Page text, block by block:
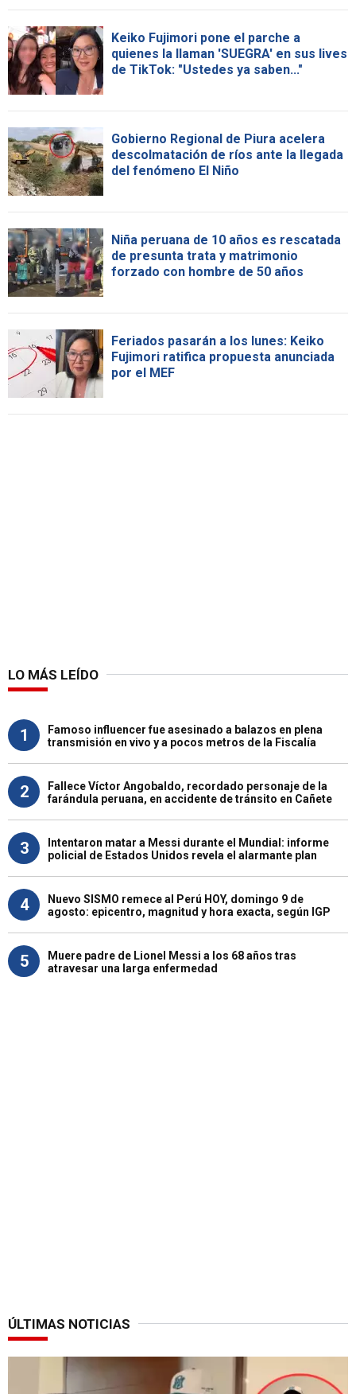
Keiko Fujimori pone el parche a
quienes la llaman 'SUEGRA' en sus lives
de TikTok: "Ustedes ya saben..."
Gobierno Regional de Piura acelera
descolmatación de ríos ante la llegada
del fenómeno El Niño
Niña peruana de 10 años es rescatada
de presunta trata y matrimonio
forzado con hombre de 50 años
Feriados pasarán a los lunes: Keiko
Fujimori ratifica propuesta anunciada
por el MEF
LO MÁS LEÍDO
1
Famoso influencer fue asesinado a balazos en plena
transmisión en vivo y a pocos metros de la Fiscalía
2
Fallece Víctor Angobaldo, recordado personaje de la
farándula peruana, en accidente de tránsito en Cañete
3
Intentaron matar a Messi durante el Mundial: informe
policial de Estados Unidos revela el alarmante plan
4
Nuevo SISMO remece al Perú HOY, domingo 9 de
agosto: epicentro, magnitud y hora exacta, según IGP
5
Muere padre de Lionel Messi a los 68 años tras
atravesar una larga enfermedad
ÚLTIMAS NOTICIAS